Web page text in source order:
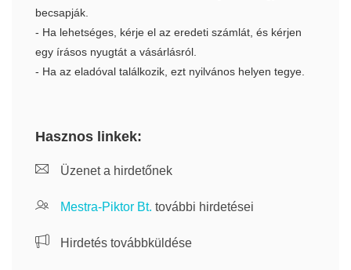
becsapják.
- Ha lehetséges, kérje el az eredeti számlát, és kérjen
egy írásos nyugtát a vásárlásról.
- Ha az eladóval találkozik, ezt nyilvános helyen tegye.
Hasznos linkek:
Üzenet a hirdetőnek
Mestra-Piktor Bt. további hirdetései
Hirdetés továbbküldése